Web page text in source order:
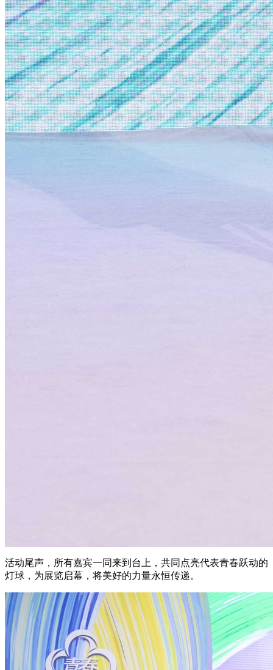
活动尾声，所有嘉宾一同来到台上，共同点亮代表青春跃动的
灯球，为展览启幕，将美好的力量永恒传递。